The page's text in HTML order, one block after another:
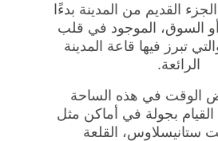
القديم من المدينة بدءًا
أو السوق، الموجود في قلب
تبرز فيها قاعة المدينة
الرائعة.
الوقت في هذه الساحة
القيام بجولة في أماكن مثل
ستانيسلاوس، القلعة